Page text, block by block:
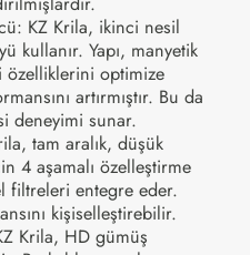
KZ Krila, ikinci nesil
kullanır. Yapı, manyetik
özelliklerini optimize
artırmıştır. Bu da
deneyimi sunar.
tam aralık, düşük
4 aşamalı özelleştirme
filtreleri entegre eder.
kişiselleştirebilir.
Krila, HD gümüş